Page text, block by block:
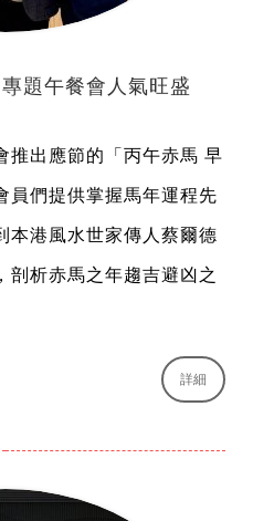
題午餐會人氣旺盛
推出應節的「丙午赤馬 早
員們提供掌握馬年運程先
本港風水世家傳人蔡爾德
剖析赤馬之年趨吉避凶之
詳細